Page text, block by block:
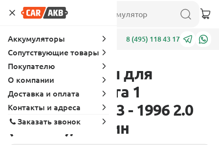
Адреса 8 (495) 118 43 17
Аккумуляторы для
Chevrolet Vectra 1
поколение 1993 - 1996 2.0
(128 л.с.), бензин
Аккумуляторы
Сопутствующие товары
Покупателю
О компании
Доставка и оплата
Контакты и адреса
Заказать звонок